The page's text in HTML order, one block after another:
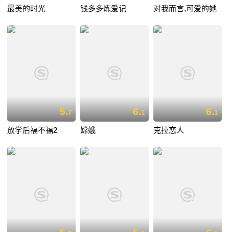
最美的时光 钱多多炼爱记 对我而言,可爱的她
5.7
放学后福不福2
6.1
嫦娥
6.1
克拉恋人